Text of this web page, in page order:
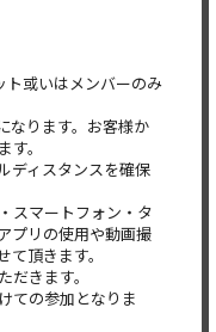
ト或いはメンバーのみ
なります。お客様か
。
ディスタンスを確保
スマートフォン・タ
プリの使用や動画撮
頂きます。
きます。
ての参加となりま